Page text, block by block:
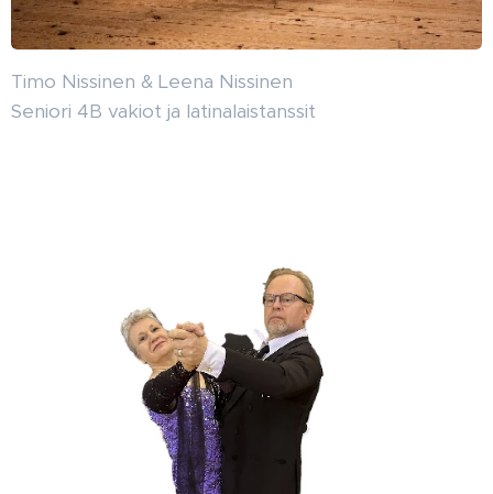
Timo Nissinen & Leena Nissinen
Seniori 4B vakiot ja latinalaistanssit